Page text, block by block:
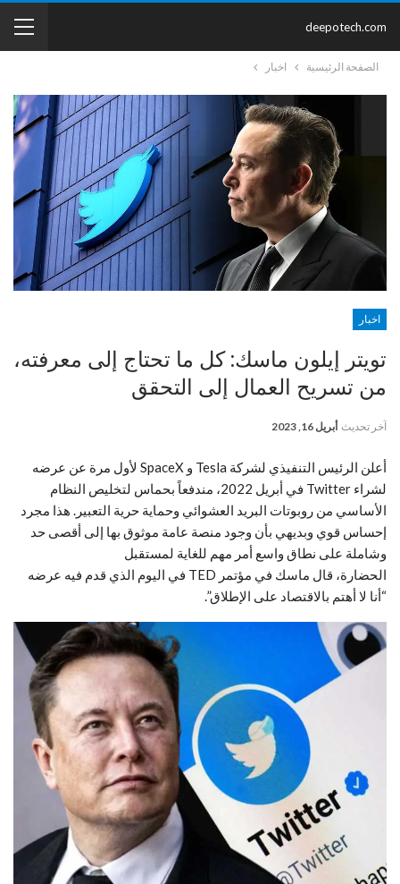
deepotech.com
الصفحة الرئيسية اخبار
اخبار
تويتر إيلون ماسك: كل ما تحتاج إلى معرفته،
من تسريح العمال إلى التحقق
آخر تحديث أبريل 16, 2023
أعلن الرئيس التنفيذي لشركة Tesla و SpaceX لأول مرة عن عرضه
لشراء Twitter في أبريل 2022، مندفعاً بحماس لتخليص النظام
الأساسي من روبوتات البريد العشوائي وحماية حرية التعبير. هذا مجرد
إحساس قوي وبديهي بأن وجود منصة عامة موثوق بها إلى أقصى حد
وشاملة على نطاق واسع أمر مهم للغاية لمستقبل
الحضارة، قال ماسك في مؤتمر TED في اليوم الذي قدم فيه عرضه
“أنا لا أهتم بالاقتصاد على الإطلاق”.